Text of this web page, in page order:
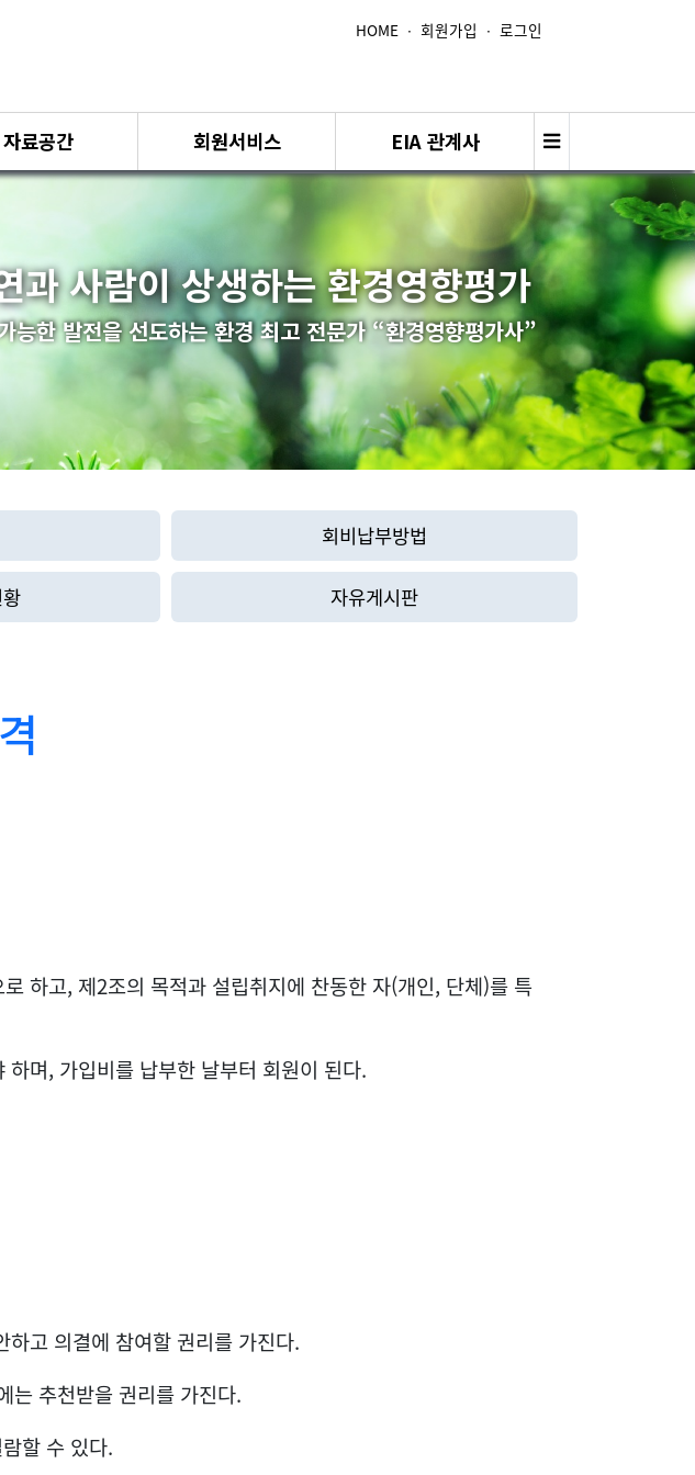
HOME ∙ 회원가입 ∙ 로그인
자료공간 회원서비스 EIA 관계사
과 사람이 상생하는 환경영향평가
능한 발전을 선도하는 환경 최고 전문가 “환경영향평가사”
회비납부방법
자유게시판
하고, 제2조의 목적과 설립취지에 찬동한 자(개인, 단체)를 특
며, 가입비를 납부한 날부터 회원이 된다.
고 의결에 참여할 권리를 가진다.
는 추천받을 권리를 가진다.
할 수 있다.